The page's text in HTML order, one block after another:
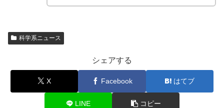
科学系ニュース
シェアする
X Facebook はてブ
LINE コピー